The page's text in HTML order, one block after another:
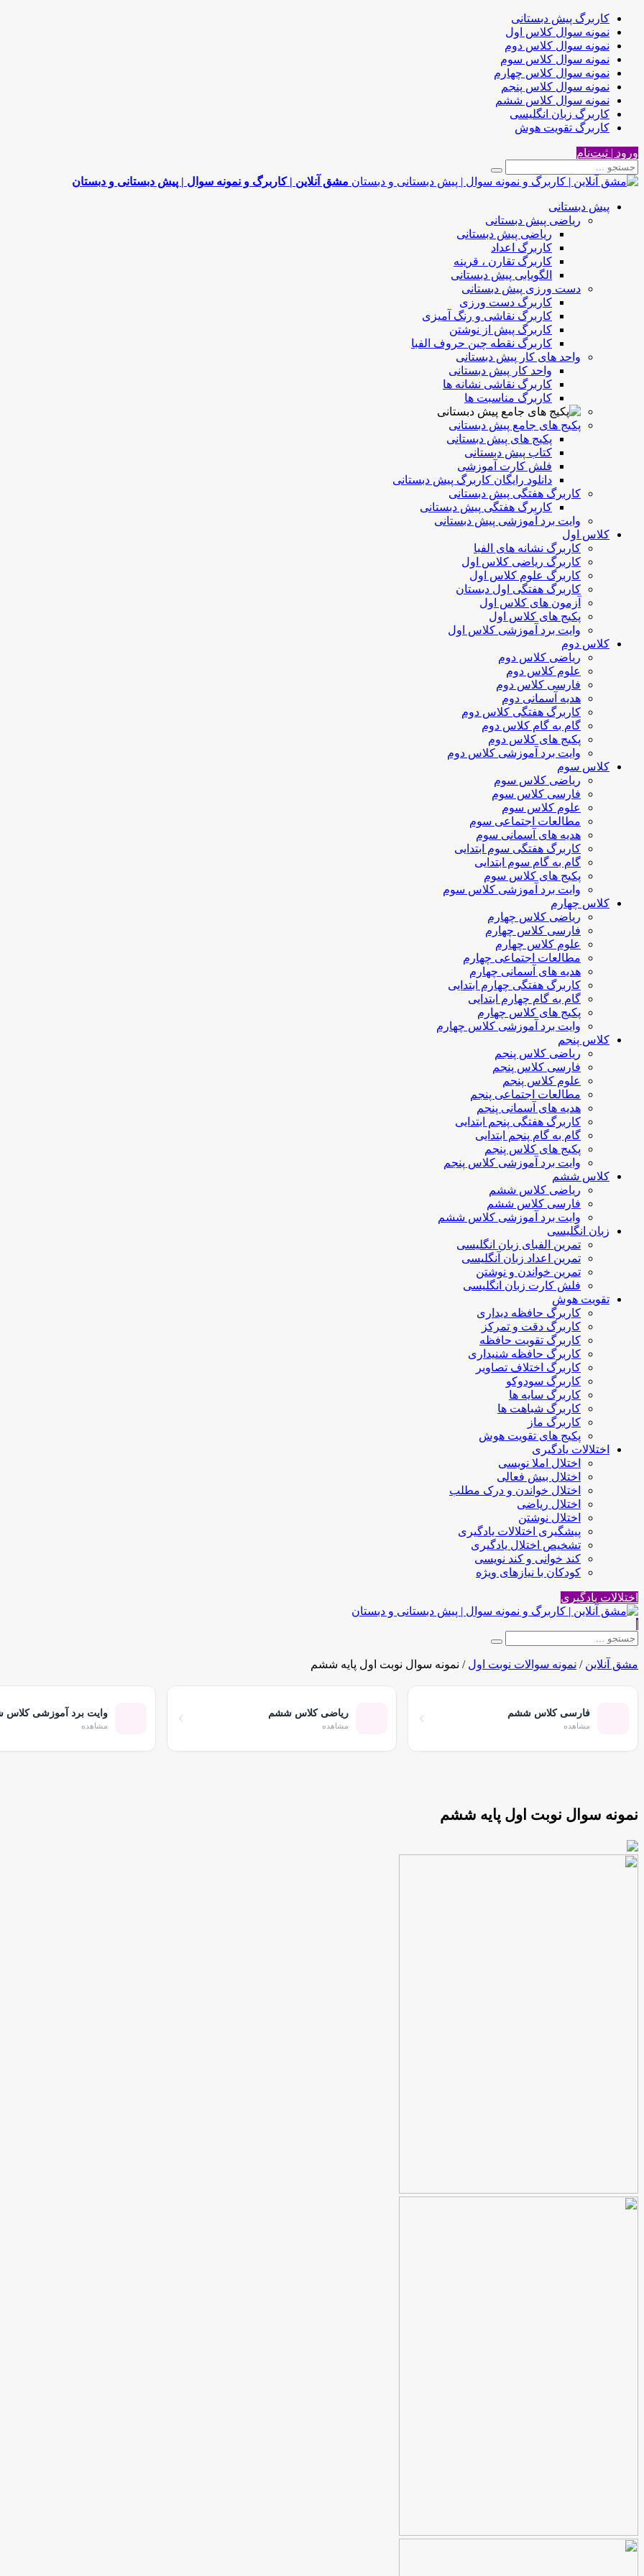
کاربرگ پیش دبستانی
نمونه سوال کلاس اول
نمونه سوال کلاس دوم
نمونه سوال کلاس سوم
نمونه سوال کلاس چهارم
نمونه سوال کلاس پنجم
نمونه سوال کلاس ششم
کاربرگ زبان انگلیسی
کاربرگ تقویت هوش
ورود | ثبت‌نام
مشق آنلاین | کاربرگ و نمونه سوال | پیش دبستانی و دبستان
پیش دبستانی
ریاضی پیش دبستانی
ریاضی پیش دبستانی
کاربرگ اعداد
کاربرگ تقارن ، قرینه
الگویابی پیش دبستانی
دست ورزی پیش دبستانی
کاربرگ دست ورزی
کاربرگ نقاشی و رنگ آمیزی
کاربرگ پیش از نوشتن
کاربرگ نقطه چین حروف الفبا
واحد های کار پیش دبستانی
واحد کار پیش دبستانی
کاربرگ نقاشی نشانه ها
کاربرگ مناسبت ها
پکیج های جامع پیش دبستانی
پکیج های پیش دبستانی
کتاب پیش دبستانی
فلش کارت آموزشی
دانلود رایگان کاربرگ پیش دبستانی
کاربرگ هفتگی پیش دبستانی
کاربرگ هفتگی پیش دبستانی
وایت برد آموزشی پیش دبستانی
کلاس اول
کاربرگ نشانه های الفبا
کاربرگ ریاضی کلاس اول
کاربرگ علوم کلاس اول
کاربرگ هفتگی اول دبستان
آزمون های کلاس اول
پکیج های کلاس اول
وایت برد آموزشی کلاس اول
کلاس دوم
ریاضی کلاس دوم
علوم کلاس دوم
فارسی کلاس دوم
هدیه آسمانی دوم
کاربرگ هفتگی کلاس دوم
گام به گام کلاس دوم
پکیج های کلاس دوم
وایت برد آموزشی کلاس دوم
کلاس سوم
ریاضی کلاس سوم
فارسی کلاس سوم
علوم کلاس سوم
مطالعات اجتماعی سوم
هدیه های آسمانی سوم
کاربرگ هفتگی سوم ابتدایی
گام به گام سوم ابتدایی
پکیج های کلاس سوم
وایت برد آموزشی کلاس سوم
کلاس چهارم
ریاضی کلاس چهارم
فارسی کلاس چهارم
علوم کلاس چهارم
مطالعات اجتماعی چهارم
هدیه های آسمانی چهارم
کاربرگ هفتگی چهارم ابتدایی
گام به گام چهارم ابتدایی
پکیج های کلاس چهارم
وایت برد آموزشی کلاس چهارم
کلاس پنجم
ریاضی کلاس پنجم
فارسی کلاس پنجم
علوم کلاس پنجم
مطالعات اجتماعی پنجم
هدیه های آسمانی پنجم
کاربرگ هفتگی پنجم ابتدایی
گام به گام پنجم ابتدایی
پکیج های کلاس پنجم
وایت برد آموزشی کلاس پنجم
کلاس ششم
ریاضی کلاس ششم
فارسی کلاس ششم
وایت برد آموزشی کلاس ششم
زبان انگلیسی
تمرین الفبای زبان انگلیسی
تمرین اعداد زبان آنگلیسی
تمرین خواندن و نوشتن
فلش کارت زبان انگلیسی
تقویت هوش
کاربرگ حافظه دیداری
کاربرگ دقت و تمرکز
کاربرگ تقویت حافظه
کاربرگ حافظه شنیداری
کاربرگ اختلاف تصاویر
کاربرگ سودوکو
کاربرگ سایه ها
کاربرگ شباهت ها
کاربرگ ماز
پکیج های تقویت هوش
اختلالات یادگیری
اختلال املا نویسی
اختلال بیش فعالی
اختلال خواندن و درک مطلب
اختلال ریاضی
اختلال نوشتن
پیشگیری اختلالات یادگیری
تشخیص اختلال یادگیری
کند خوانی و کند نویسی
کودکان با نیازهای ویژه
اختلالات یادگیری
|
مشق آنلاین / نمونه سوالات نوبت اول / نمونه سوال نوبت اول پایه ششم
فارسی کلاس ششم
مشاهده
ریاضی کلاس ششم
مشاهده
وایت برد آموزشی
مشاهده
نمونه سوال نوبت اول پایه ششم